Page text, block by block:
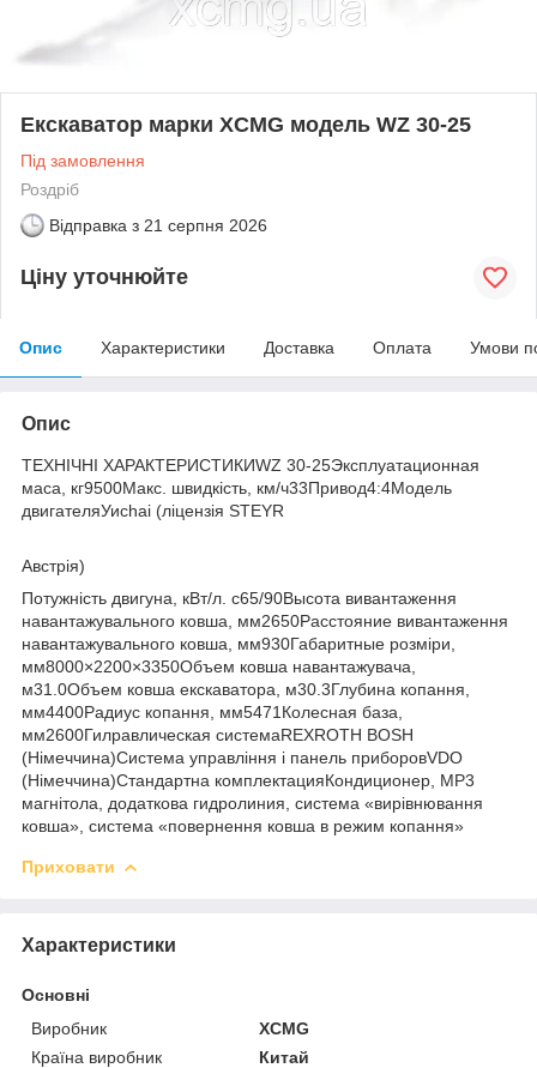
Екскаватор марки XCMG модель WZ 30-25
Під замовлення
Роздріб
Відправка з 21 серпня 2026
Ціну уточнюйте
Опис Характеристики Доставка Оплата Умови
Опис
ТЕХНІЧНІ ХАРАКТЕРИСТИКИWZ 30-25Эксплуатационная
маса, кг9500Макс. швидкість, км/ч33Привод4:4Модель
двигателяУисһаі (ліцензія STEYR
Австрія)
Потужність двигуна, кВт/л. с65/90Высота вивантаження
навантажувального ковша, мм2650Расстояние вивантаження
навантажувального ковша, мм930Габаритные розміри,
мм8000×2200×3350Объем ковша навантажувача,
м31.0Объем ковша екскаватора, м30.3Глубина копання,
мм4400Радиус копання, мм5471Колесная база,
мм2600Гилравлическая системаREXROTH BOSH
(Німеччина)Система управління і панель приборовVDO
(Німеччина)Стандартна комплектацияКондиционер, МР3
магнітола, додаткова гидролиния, система «вирівнювання
ковша», система «повернення ковша в режим копання»
Приховати
Характеристики
Основні
Виробник
XCMG
Країна виробник
Китай